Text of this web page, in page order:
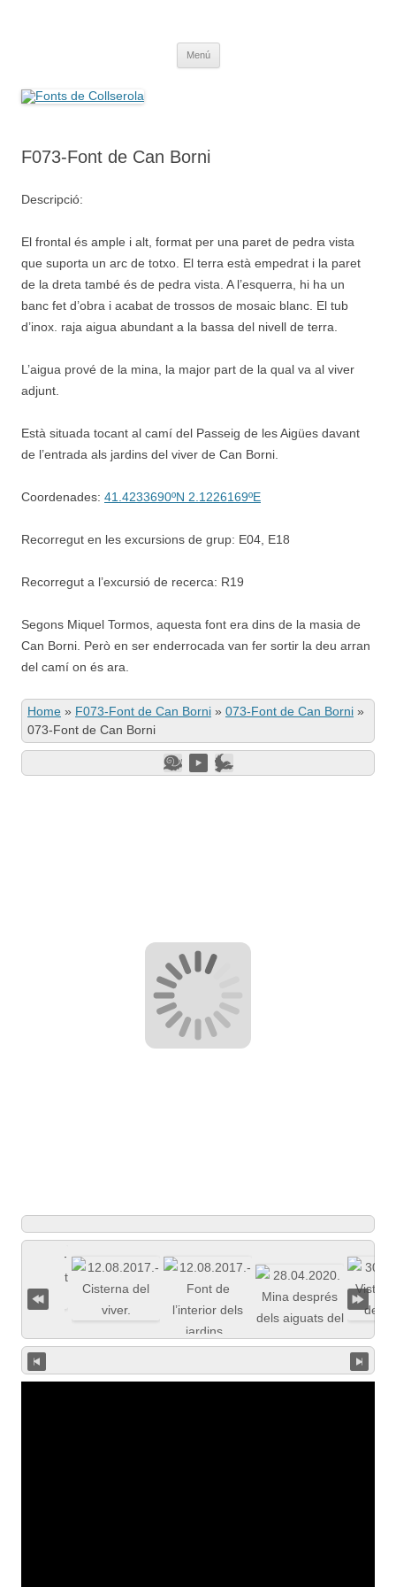
Menú
F073-Font de Can Borni
Descripció:
El frontal és ample i alt, format per una paret de pedra vista
que suporta un arc de totxo. El terra està empedrat i la paret
de la dreta també és de pedra vista. A l’esquerra, hi ha un
banc fet d’obra i acabat de trossos de mosaic blanc. El tub
d’inox. raja aigua abundant a la bassa del nivell de terra.
L’aigua prové de la mina, la major part de la qual va al viver
adjunt.
Està situada tocant al camí del Passeig de les Aigües davant
de l’entrada als jardins del viver de Can Borni.
Coordenades: 41.4233690ºN 2.1226169ºE
Recorregut en les excursions de grup: E04, E18
Recorregut a l’excursió de recerca: R19
Segons Miquel Tormos, aquesta font era dins de la masia de
Can Borni. Però en ser enderrocada van fer sortir la deu arran
del camí on és ara.
Home » F073-Font de Can Borni » 073-Font de Can Borni »
073-Font de Can Borni